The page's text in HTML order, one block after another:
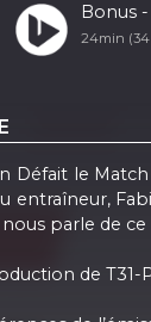
Bonus
24min (34
Défait le
entraîneur,
parle de ce
de